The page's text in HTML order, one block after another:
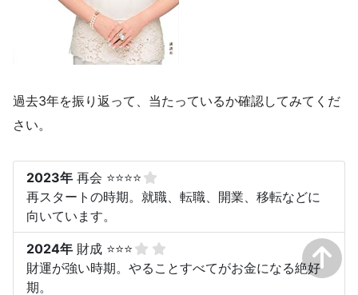
過去3年を振り返って、当たっているか確認してみてくだ
さい。
2023年 再会 ⭐⭐⭐⭐
再スタートの時期。就職、転職、開業、移転などに
向いています。
2024年 財成 ⭐⭐⭐
財運が強い時期。やることすべてがお金になる絶好
期。